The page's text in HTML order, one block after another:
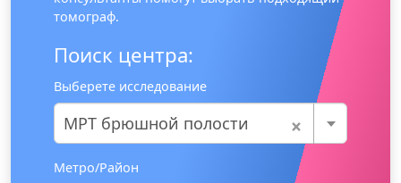
томограф.
Поиск центра:
Выберете исследование
×
МРТ брюшной полости
Метро/Район